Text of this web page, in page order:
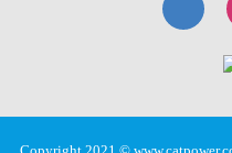
Copyright 2021 ©